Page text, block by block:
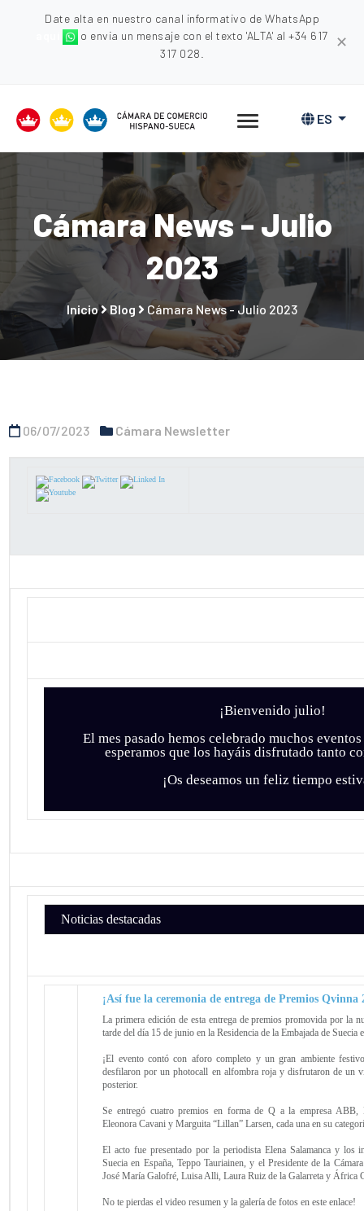
Date alta en nuestro canal informativo de WhatsApp
o envia un mensaje con el texto 'ALTA' al +34 617
317 028.
✕
ES
Cámara News - Julio
2023
Inicio Blog Cámara News - Julio 2023
06/07/2023 Cámara Newsletter
¡Bienvenido julio!
El mes pasado hemos celebrado muchos
esperamos que los hayáis disfrutado tanto
¡Os deseamos un feliz tiempo
Noticias destacadas
¡Así fue la ceremonia de entrega de Premios Qvinna
La primera edición de esta entrega de premios promovida por la
tarde del día 15 de junio en la Residencia de la Embajada de Suecia
¡El evento contó con aforo completo y un gran ambiente
desfilaron por un photocall en alfombra roja y disfrutaron de un
posterior.
Se entregó cuatro premios en forma de Q a la empresa ABB,
Eleonora Cavani y Marguita “Lillan” Larsen, cada una en su
El acto fue presentado por la periodista Elena Salamanca y los
Suecia en España, Teppo Tauriainen, y el Presidente de la
José María Galofré, Luisa Alli, Laura Ruiz de la Galarreta y África
No te pierdas el video resumen y la galería de fotos en este enlace!